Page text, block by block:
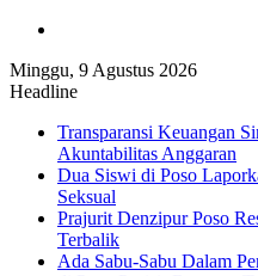
Minggu, 9 Agustus 2026
Headline
Transparansi Keuangan
Akuntabilitas Anggaran
Dua Siswi di Poso
Seksual
Prajurit Denzipur Poso
Terbalik
Ada Sabu-Sabu Dalam